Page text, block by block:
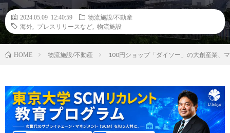
2024.05.09 12:40:59
物流施設/不動産
海外
プレスリリースなど 物流施設
HOME 物流施設/不動産 100円ショップ「ダイソー」の大創産業、